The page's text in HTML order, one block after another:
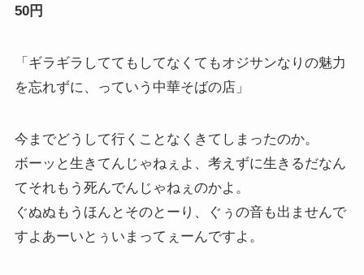
50円
「ギラギラしててもしてなくてもオジサンなりの魅力
を忘れずに、っていう中華そばの店」
今までどうして行くことなくきてしまったのか。
ボーッと生きてんじゃねぇよ、考えずに生きるだなん
てそれもう死んでんじゃねぇのかよ。
ぐぬぬもうほんとそのとーり、ぐぅの音も出ませんで
すよあーいとぅいまってぇーんですよ。